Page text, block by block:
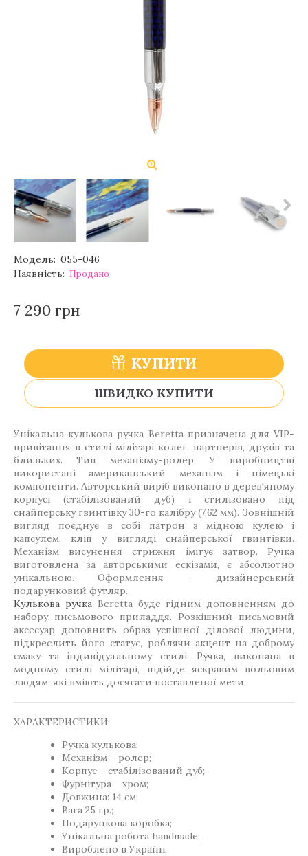
Модель: 055-046
Наявність: Продано
7 290 грн
КУПИТИ
ШВИДКО КУПИТИ
Унікальна кулькова ручка Beretta призначена для VIP-
привітання в стилі мілітарі колег, партнерів, друзів та
близьких. Тип механізму-ролер. У виробництві
використані американський механізм і німецькі
компоненти. Авторський виріб виконано в дерев'яному
корпусі (стабілізований дуб) і стилізовано під
снайперську гвинтівку 30-го калібру (7,62 мм). Зовнішній
вигляд поєднує в собі патрон з мідною кулею і
капсулем, кліп у вигляді снайперської гвинтівки.
Механізм висунення стрижня імітує затвор. Ручка
виготовлена за авторськими ескізами, є абсолютно
унікальною. Оформлення – дизайнерський
подарунковий футляр.
Кулькова ручкаBeretta буде гідним доповненням до
набору письмового приладдя. Розкішний письмовий
аксесуар доповнить образ успішної ділової людини,
підкреслить його статус, роблячи акцент на доброму
смаку та індивідуальному стилі. Ручка, виконана в
модному стилі мілітарі, підійде яскравим вольовим
людям, які вміють досягати поставленої мети.
ХАРАКТЕРИСТИКИ:
Ручка кулькова;
Механізм – ролер;
Корпус – стабілізований дуб;
Фурнітура – хром;
Довжина: 14 см;
Вага 25 гр.;
Подарункова коробка;
Унікальна робота handmade;
Вироблено в Україні.